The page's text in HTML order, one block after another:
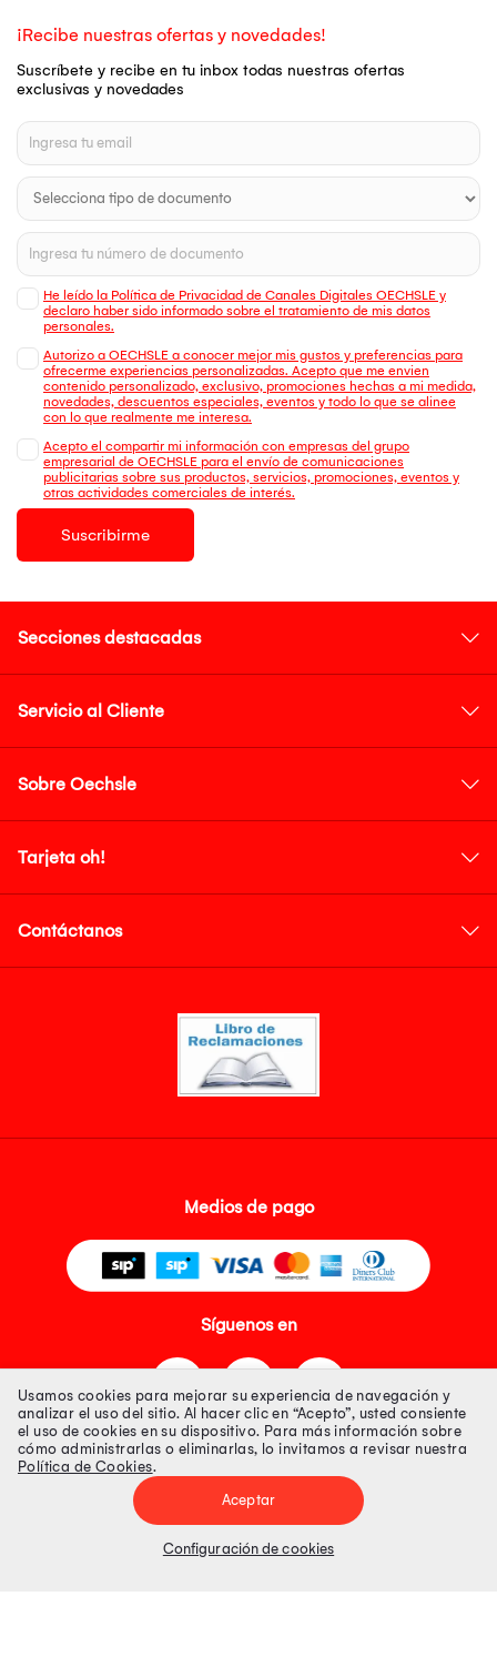
¡Recibe nuestras ofertas y novedades!
Suscríbete y recibe en tu inbox todas nuestras ofertas
exclusivas y novedades
He leído la Política de Privacidad de Canales Digitales OECHSLE y
declaro haber sido informado sobre el tratamiento de mis datos
personales.
Autorizo a OECHSLE a conocer mejor mis gustos y preferencias para
ofrecerme experiencias personalizadas. Acepto que me envien
contenido personalizado, exclusivo, promociones hechas a mi medida,
novedades, descuentos especiales, eventos y todo lo que se alinee
con lo que realmente me interesa.
Acepto el compartir mi información con empresas del grupo
empresarial de OECHSLE para el envío de comunicaciones
publicitarias sobre sus productos, servicios, promociones, eventos y
otras actividades comerciales de interés.
Suscribirme
Secciones destacadas
Servicio al Cliente
Sobre Oechsle
Tarjeta oh!
Contáctanos
Medios de pago
Síguenos en
Tienda 100% Segura
Tiendas Peruanas S.A. R.U.C. Nº 20493020618. Todos los derechos
Precios disponibles solo en www.oechsle.pe. Precios online publicados
Usamos cookies para mejorar su experiencia de navegación y
analizar el uso del sitio. Al hacer clic en “Acepto”, usted consiente
el uso de cookies en su dispositivo. Para más información sobre
cómo administrarlas o eliminarlas, lo invitamos a revisar nuestra
Política de Cookies.
Aceptar
Configuración de cookies